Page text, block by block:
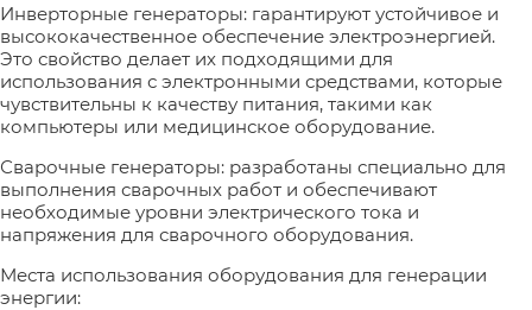
Инверторные генераторы: гарантируют устойчивое и
высококачественное обеспечение электроэнергией.
Это свойство делает их подходящими для
использования с электронными средствами, которые
чувствительны к качеству питания, такими как
компьютеры или медицинское оборудование.
Сварочные генераторы: разработаны специально для
выполнения сварочных работ и обеспечивают
необходимые уровни электрического тока и
напряжения для сварочного оборудования.
Места использования оборудования для генерации
энергии: